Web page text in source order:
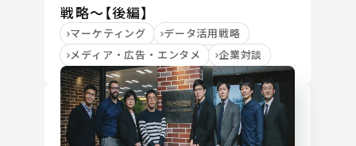
戦略～【後編】
マーケティング
データ活用戦略
メディア・広告・エンタメ
企業対談